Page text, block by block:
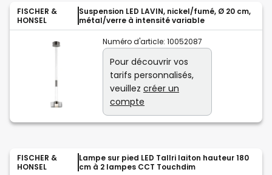
FISCHER &
HONSEL
Suspension LED LAVIN, nickel/fumé, Ø 20 cm,
métal/verre à intensité variable
Numéro d'article: 10052087
Pour découvrir vos
tarifs personnalisés,
veuillez créer un
compte
FISCHER &
HONSEL
Lampe sur pied LED Tallri laiton hauteur 180
cm à 2 lampes CCT Touchdim